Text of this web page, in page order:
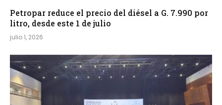
Petropar reduce el precio del diésel a G. 7.990 por
litro, desde este 1 de julio
julio 1, 2026